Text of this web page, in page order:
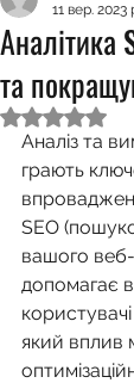
Аналітика
та
11 вер. 2023
Оцінка:
Аналіз та
грають
SEO
вашого веб-
допомагає
який вплив